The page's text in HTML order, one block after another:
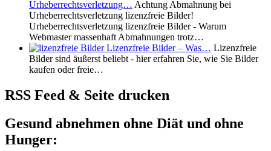
Urheberrechtsverletzung… Achtung Abmahnung bei
Urheberrechtsverletzung lizenzfreie Bilder!
Urheberrechtsverletzung lizenzfreie Bilder - Warum
Webmaster massenhaft Abmahnungen trotz…
Lizenzfreie Bilder – Was… Lizenzfreie
Bilder sind äußerst beliebt - hier erfahren Sie, wie Sie Bilder
kaufen oder freie…
RSS Feed & Seite drucken
Gesund abnehmen ohne Diät und ohne
Hunger: